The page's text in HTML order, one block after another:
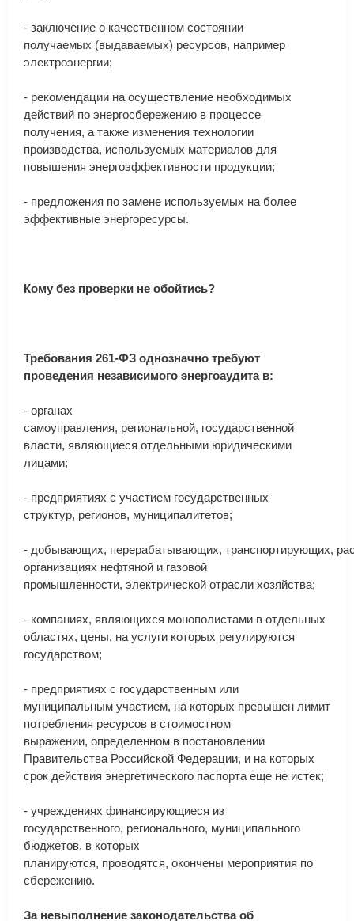
- заключение о качественном состоянии
получаемых (выдаваемых) ресурсов, например
электроэнергии;
- рекомендации на осуществление необходимых
действий по энергосбережению в процессе
получения, а также изменения технологии
производства, используемых материалов для
повышения энергоэффективности продукции;
- предложения по замене используемых на более
эффективные энергоресурсы.
Кому без проверки не обойтись?
Требования 261-ФЗ однозначно требуют
проведения независимого энергоаудита в:
- органах
самоуправления, региональной, государственной
власти, являющиеся отдельными юридическими
лицами;
- предприятиях с участием государственных
структур, регионов, муниципалитетов;
- добывающих, перерабатывающих, транспортирующих,
организациях нефтяной и газовой
промышленности, электрической отрасли хозяйства;
- компаниях, являющихся монополистами в отдельных
областях, цены, на услуги которых регулируются
государством;
- предприятиях с государственным или
муниципальным участием, на которых превышен лимит
потребления ресурсов в стоимостном
выражении, определенном в постановлении
Правительства Российской Федерации, и на которых
срок действия энергетического паспорта еще не истек;
- учреждениях финансирующиеся из
государственного, регионального, муниципального
бюджетов, в которых
планируются, проводятся, окончены мероприятия по
сбережению.
За невыполнение законодательства об